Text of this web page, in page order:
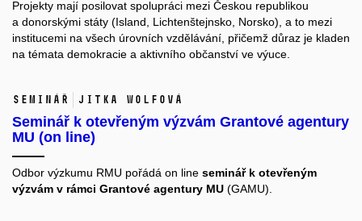
Projekty mají posilovat spolupráci mezi Českou republikou
a donorskými státy (Island, Lichtenštejnsko, Norsko), a to mezi
institucemi na všech úrovních vzdělávání, přičemž důraz je kladen
na témata demokracie a aktivního občanství ve výuce.
Seminář Jitka Wolfová
Seminář k otevřeným výzvám Grantové agentury
MU (on line)
Odbor výzkumu RMU pořádá on line seminář k otevřeným
výzvám v rámci Grantové agentury MU (GAMU).